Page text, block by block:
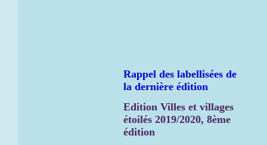
Rappel des labellisées de
la dernière édition
Edition Villes et villages
étoilés 2019/2020, 8ème
édition